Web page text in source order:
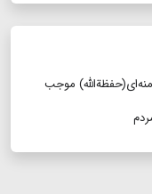
موجب